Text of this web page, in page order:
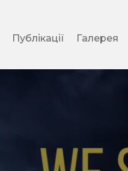
Публікації Галерея